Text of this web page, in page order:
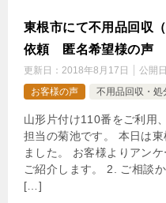
東根市にて不用品回収
依頼 匿名希望様の声
更新日： 2018年8月17日 公開
お客様の声
不用品回収・処
山形片付け110番をご利用
担当の菊池です。 本日は
ました。 お客様よりアン
ご紹介します。 2. ご相談
[…]